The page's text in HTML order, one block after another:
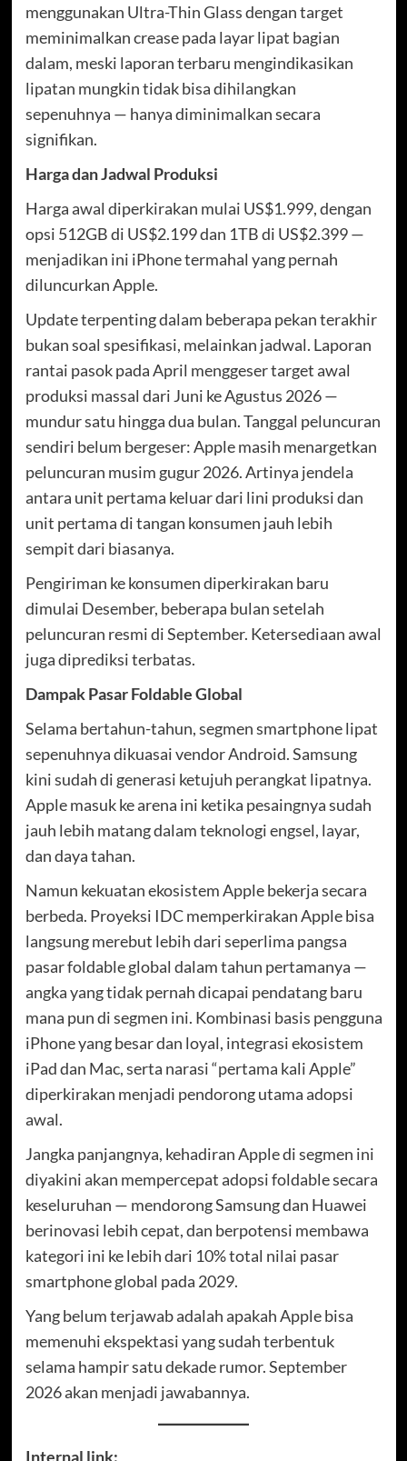
menggunakan Ultra-Thin Glass dengan target
meminimalkan crease pada layar lipat bagian
dalam, meski laporan terbaru mengindikasikan
lipatan mungkin tidak bisa dihilangkan
sepenuhnya — hanya diminimalkan secara
signifikan.
Harga dan Jadwal Produksi
Harga awal diperkirakan mulai US$1.999, dengan
opsi 512GB di US$2.199 dan 1TB di US$2.399 —
menjadikan ini iPhone termahal yang pernah
diluncurkan Apple.
Update terpenting dalam beberapa pekan terakhir
bukan soal spesifikasi, melainkan jadwal. Laporan
rantai pasok pada April menggeser target awal
produksi massal dari Juni ke Agustus 2026 —
mundur satu hingga dua bulan. Tanggal peluncuran
sendiri belum bergeser: Apple masih menargetkan
peluncuran musim gugur 2026. Artinya jendela
antara unit pertama keluar dari lini produksi dan
unit pertama di tangan konsumen jauh lebih
sempit dari biasanya.
Pengiriman ke konsumen diperkirakan baru
dimulai Desember, beberapa bulan setelah
peluncuran resmi di September. Ketersediaan awal
juga diprediksi terbatas.
Dampak Pasar Foldable Global
Selama bertahun-tahun, segmen smartphone lipat
sepenuhnya dikuasai vendor Android. Samsung
kini sudah di generasi ketujuh perangkat lipatnya.
Apple masuk ke arena ini ketika pesaingnya sudah
jauh lebih matang dalam teknologi engsel, layar,
dan daya tahan.
Namun kekuatan ekosistem Apple bekerja secara
berbeda. Proyeksi IDC memperkirakan Apple bisa
langsung merebut lebih dari seperlima pangsa
pasar foldable global dalam tahun pertamanya —
angka yang tidak pernah dicapai pendatang baru
mana pun di segmen ini. Kombinasi basis pengguna
iPhone yang besar dan loyal, integrasi ekosistem
iPad dan Mac, serta narasi “pertama kali Apple”
diperkirakan menjadi pendorong utama adopsi
awal.
Jangka panjangnya, kehadiran Apple di segmen ini
diyakini akan mempercepat adopsi foldable secara
keseluruhan — mendorong Samsung dan Huawei
berinovasi lebih cepat, dan berpotensi membawa
kategori ini ke lebih dari 10% total nilai pasar
smartphone global pada 2029.
Yang belum terjawab adalah apakah Apple bisa
memenuhi ekspektasi yang sudah terbentuk
selama hampir satu dekade rumor. September
2026 akan menjadi jawabannya.
Internal link: